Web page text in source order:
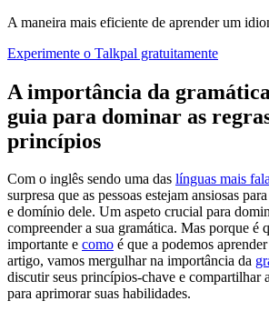
A maneira mais eficiente de aprender um
Experimente o Talkpal gratuitamente
A importância da
guia para dominar as
princípios
Com o inglês sendo uma das línguas mais
surpresa que as pessoas estejam ansiosas
e domínio dele. Um aspeto crucial para
compreender a sua gramática. Mas porque é
importante e como é que a podemos
artigo, vamos mergulhar na importância da
discutir seus princípios-chave e compartilhar
para aprimorar suas habilidades.